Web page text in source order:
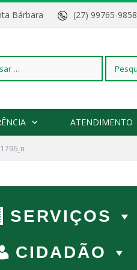
Bárbara (27) 99765-9858
ATENDIMENTO
SERVIÇOS
CIDADÃO